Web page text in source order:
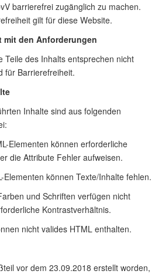
barrierefrei zugänglich zu machen.
gilt für diese Website.
mit den Anforderungen
Teile des Inhalts entsprechen nicht
für Barrierefreiheit.
Inhalte sind aus folgenden
Elementen können erforderliche
die Attribute Fehler aufweisen.
Elementen können Texte/Inhalte fehlen.
und Schriften verfügen nicht
Kontrastverhältnis.
nicht valides HTML enthalten.
vor dem 23.09.2018 erstellt worden,